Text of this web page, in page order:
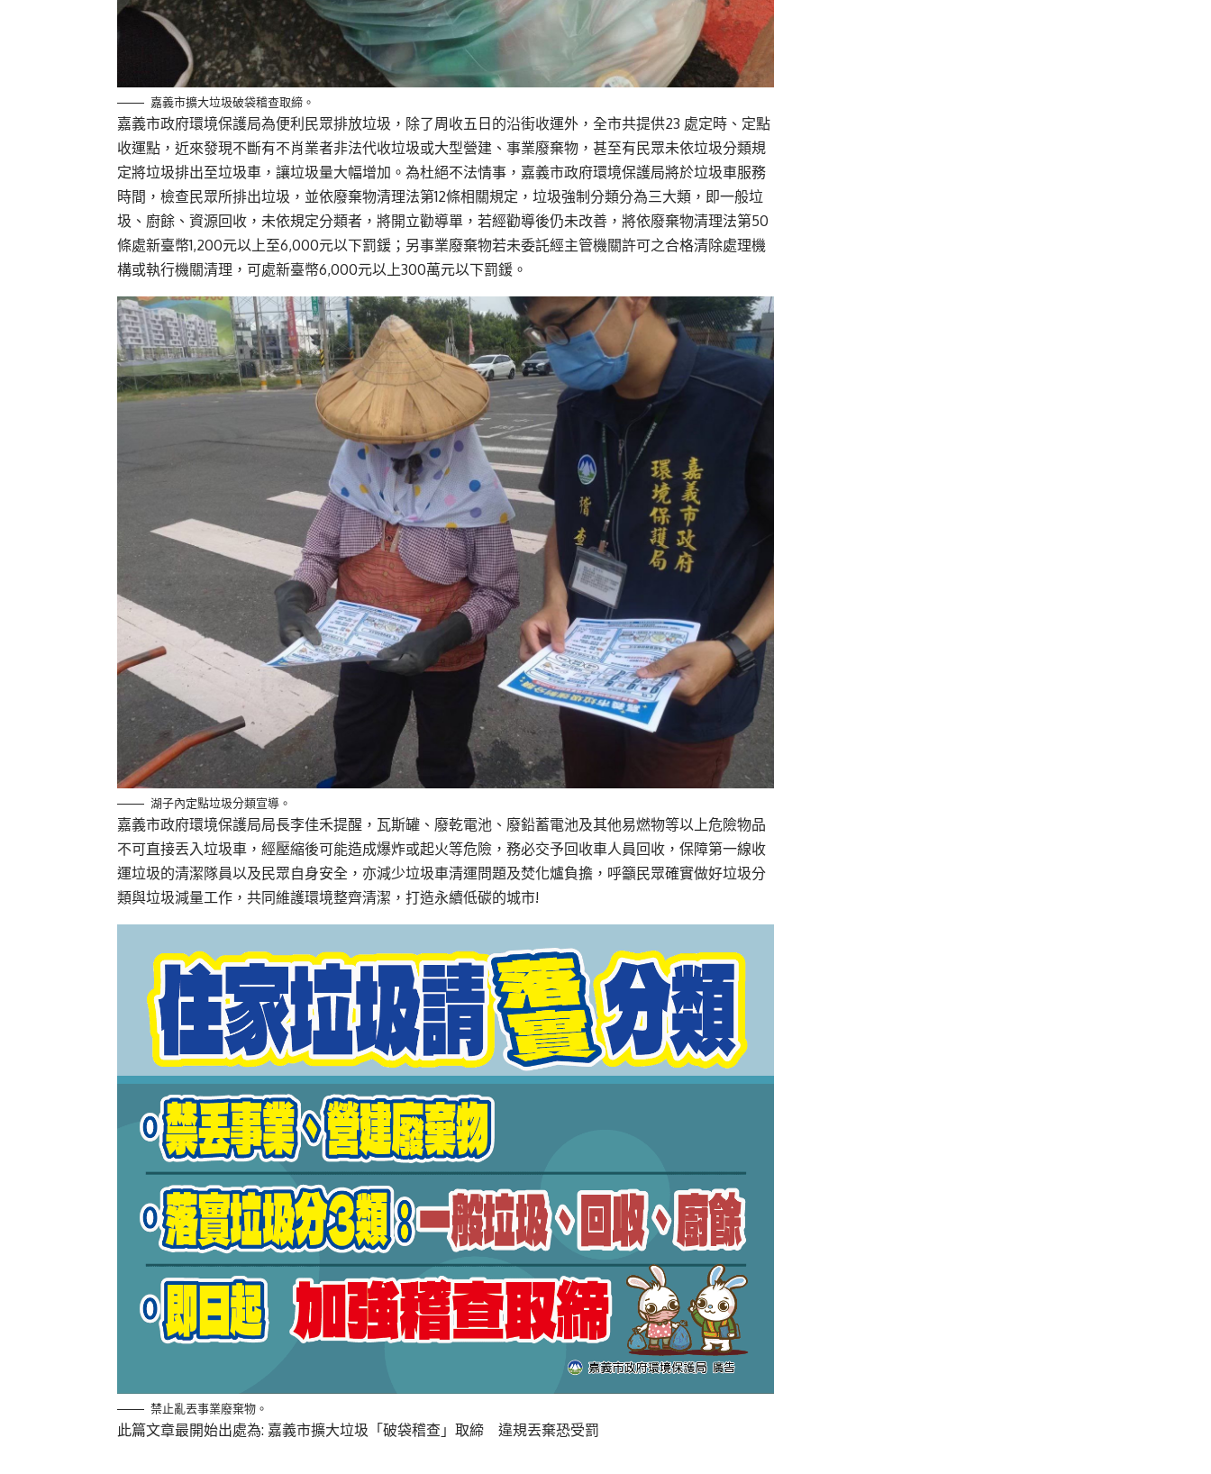
嘉義市擴大垃圾破袋稽查取締。
嘉義市政府環境保護局為便利民眾排放垃圾，除了周收五日的沿街收運外，全市共提供23 處定時、定點
收運點，近來發現不斷有不肖業者非法代收垃圾或大型營建、事業廢棄物，甚至有民眾未依垃圾分類規
定將垃圾排出至垃圾車，讓垃圾量大幅增加。為杜絕不法情事，嘉義市政府環境保護局將於垃圾車服務
時間，檢查民眾所排出垃圾，並依廢棄物清理法第12條相關規定，垃圾強制分類分為三大類，即一般垃
圾、廚餘、資源回收，未依規定分類者，將開立勸導單，若經勸導後仍未改善，將依廢棄物清理法第50
條處新臺幣1,200元以上至6,000元以下罰鍰；另事業廢棄物若未委託經主管機關許可之合格清除處理機
構或執行機關清理，可處新臺幣6,000元以上300萬元以下罰鍰。
湖子內定點垃圾分類宣導。
嘉義市政府環境保護局局長李佳禾提醒，瓦斯罐、廢乾電池、廢鉛蓄電池及其他易燃物等以上危險物品
不可直接丟入垃圾車，經壓縮後可能造成爆炸或起火等危險，務必交予回收車人員回收，保障第一線收
運垃圾的清潔隊員以及民眾自身安全，亦減少垃圾車清運問題及焚化爐負擔，呼籲民眾確實做好垃圾分
類與垃圾減量工作，共同維護環境整齊清潔，打造永續低碳的城市!
禁止亂丟事業廢棄物。
此篇文章最開始出處為: 嘉義市擴大垃圾「破袋稽查」取締 違規丟棄恐受罰